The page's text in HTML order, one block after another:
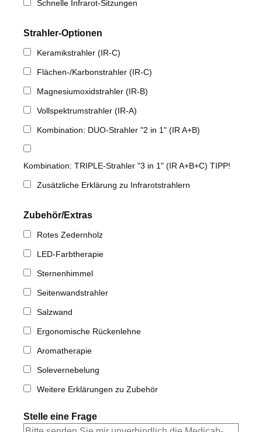
Schnelle Infrarot-Sitzungen
Strahler-Optionen
Keramikstrahler (IR-C)
Flächen-/Karbonstrahler (IR-C)
Magnesiumoxidstrahler (IR-B)
Vollspektrumstrahler (IR-A)
Kombination: DUO-Strahler "2 in 1" (IR A+B)
Kombination: TRIPLE-Strahler "3 in 1" (IR A+B+C) TIPP!
Zusätzliche Erklärung zu Infrarotstrahlern
Zubehör/Extras
Rotes Zedernholz
LED-Farbtherapie
Sternenhimmel
Seitenwandstrahler
Salzwand
Ergonomische Rückenlehne
Aromatherapie
Solevernebelung
Weitere Erklärungen zu Zubehör
Stelle eine Frage